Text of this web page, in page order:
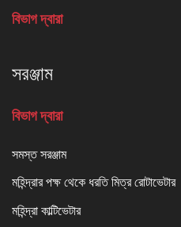
বিভাগ দ্বারা
সরঞ্জাম
বিভাগ দ্বারা
সমস্ত সরঞ্জাম
মহিন্দ্রার পক্ষ থেকে ধরতি মিত্র রোটাভেটার
মহিন্দ্রা কাল্টিভেটার